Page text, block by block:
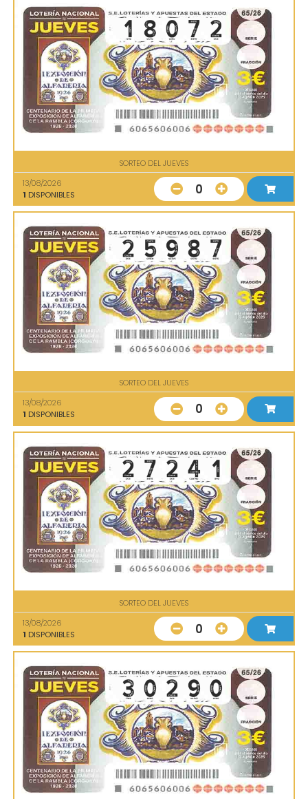
SORTEO DEL JUEVES
13/08/2026
1 DISPONIBLES 0
SORTEO DEL JUEVES
13/08/2026
1 DISPONIBLES 0
SORTEO DEL JUEVES
13/08/2026
1 DISPONIBLES 0